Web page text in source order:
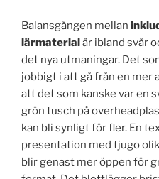
Balansgången mellan
lärmaterialär ibland svår
det nya utmaningar. Det
jobbigt i att gå från en mer
att det som kanske var en
grön tusch på
kan bli synligt för fler. En
presentation med tjugo
blir genast mer öppen för